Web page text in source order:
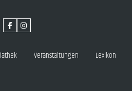
Veranstaltungen Lexikon